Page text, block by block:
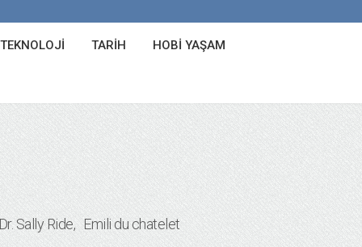
TARIH HOBI YAŞAM
Sally Ride Emili du chatelet